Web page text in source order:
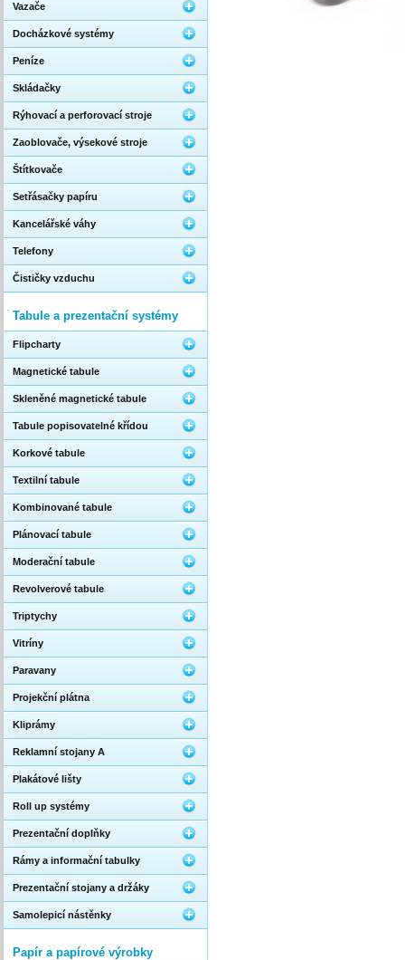
Vazače
Docházkové systémy
Peníze
Skládačky
Rýhovací a perforovací stroje
Zaoblovače, výsekové stroje
Štítkovače
Setřásačky papíru
Kancelářské váhy
Telefony
Čističky vzduchu
Tabule a prezentační systémy
Flipcharty
Magnetické tabule
Skleněné magnetické tabule
Tabule popisovatelné křídou
Korkové tabule
Textilní tabule
Kombinované tabule
Plánovací tabule
Moderační tabule
Revolverové tabule
Triptychy
Vitríny
Paravany
Projekční plátna
Kliprámy
Reklamní stojany A
Plakátové lišty
Roll up systémy
Prezentační doplňky
Rámy a informační tabulky
Prezentační stojany a držáky
Samolepicí nástěnky
Papír a papírové výrobky